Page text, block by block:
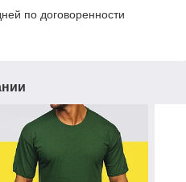
по договоренности